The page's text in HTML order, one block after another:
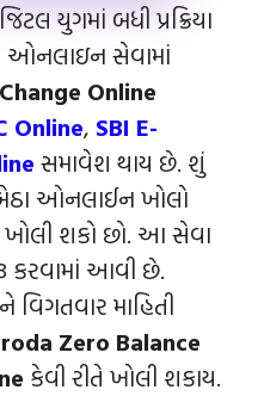
યુગમાં બધી પ્રક્રિયા
સેવામાં
Online
Online, SBI E-
સમાવેશ થાય છે. શું
ઓનલાઈન ખોલો
શકો છો. આ સેવા
કરવામાં આવી છે.
માહિતી
Zero Balance
કેવી રીતે ખોલી શકાય.